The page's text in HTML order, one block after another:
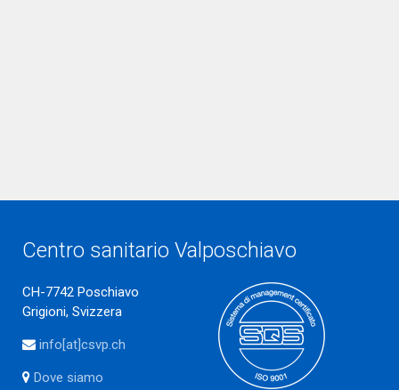
Centro sanitario Valposchiavo
CH-7742 Poschiavo
Grigioni, Svizzera
info[at]csvp.ch
Dove siamo